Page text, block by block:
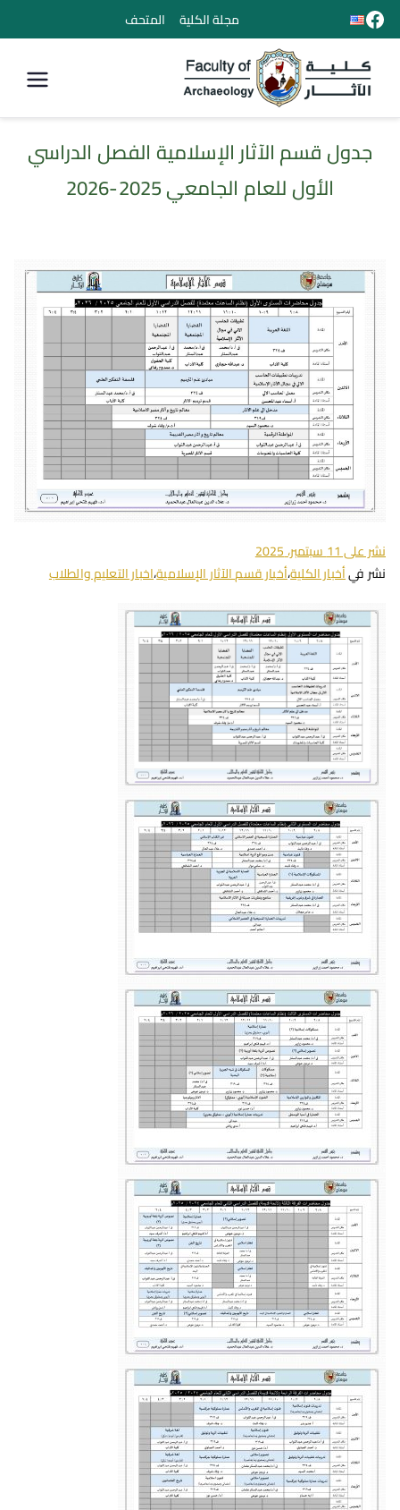
مجلة الكلية المتحف
كلية الأثار
جدول قسم الآثار الإسلامية الفصل الدراسي
الأول للعام الجامعي 2025-2026
نشر على11 سبتمبر، 2025
نشر فيأخبار الكلية،أخبار قسم الآثار الإسلامية،اخبار التعليم والطلاب